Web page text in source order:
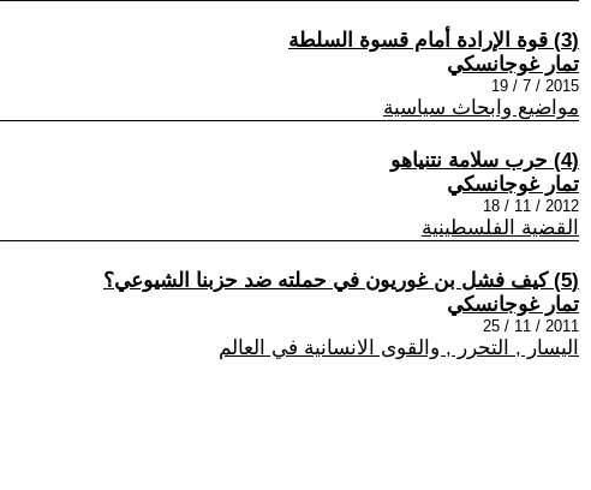
(3) قوة الإرادة أمام قسوة السلطة
تمار غوجانسكي
2015 / 7 / 19
مواضيع وابحاث سياسية
(4) حرب سلامة نتنياهو
تمار غوجانسكي
2012 / 11 / 18
القضية الفلسطينية
(5) كيف فشل بن غوريون في حملته ضد حزبنا الشيوعي؟
تمار غوجانسكي
2011 / 11 / 25
اليسار , التحرر , والقوى الانسانية في العالم